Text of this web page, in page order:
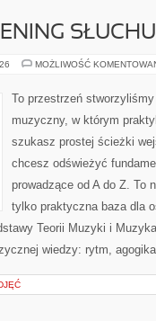
SŁUCHU
MOŻLIWOŚĆ
To przestrzeń
muzyczny, w którym
szukasz prostej ścieżki
chcesz odświeżyć
prowadzące od A do Z. To
tylko praktyczna baza dla
Teorii Muzyki i
wiedzy: rytm,